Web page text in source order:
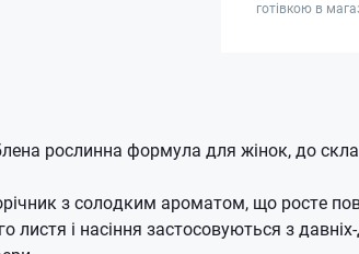
готівкою в
рослинна формула для жінок, до
з солодким ароматом, що росте
листя і насіння застосовуються з